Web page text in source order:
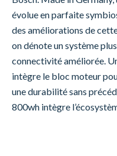
évolue en parfaite
des améliorations de
on dénote un système
connectivité améliorée.
intègre le bloc moteur
une durabilité sans
800wh intègre